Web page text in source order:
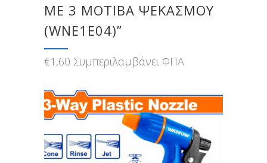
ME 3 ΜΟΤΙΒΑ ΨΕΚΑΣΜΟΥ
(WNE1E04)”
€1,60 Συμπεριλαμβάνει ΦΠΑ